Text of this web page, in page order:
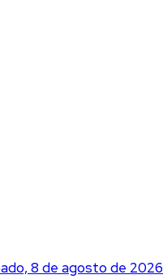
8 de agosto de 2026